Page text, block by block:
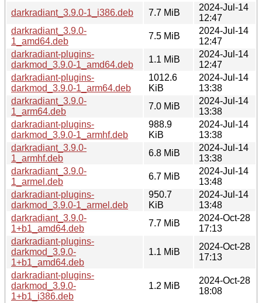
darkradiant_3.9.0-1_i386.deb
7.7 MiB
2024-Jul-14
12:47
darkradiant_3.9.0-
1_amd64.deb
7.5 MiB
2024-Jul-14
12:47
darkradiant-plugins-
darkmod_3.9.0-1_amd64.deb
1.1 MiB
2024-Jul-14
12:47
darkradiant-plugins-
darkmod_3.9.0-1_arm64.deb
1012.6
KiB
2024-Jul-14
13:38
darkradiant_3.9.0-
1_arm64.deb
7.0 MiB
2024-Jul-14
13:38
darkradiant-plugins-
darkmod_3.9.0-1_armhf.deb
988.9
KiB
2024-Jul-14
13:38
darkradiant_3.9.0-
1_armhf.deb
6.8 MiB
2024-Jul-14
13:38
darkradiant_3.9.0-
1_armel.deb
6.7 MiB
2024-Jul-14
13:48
darkradiant-plugins-
darkmod_3.9.0-1_armel.deb
950.7
KiB
2024-Jul-14
13:48
darkradiant_3.9.0-
1+b1_amd64.deb
7.7 MiB
2024-Oct-28
17:13
darkradiant-plugins-
darkmod_3.9.0-
1+b1_amd64.deb
1.1 MiB
2024-Oct-28
17:13
darkradiant-plugins-
darkmod_3.9.0-
1+b1_i386.deb
1.2 MiB
2024-Oct-28
18:08